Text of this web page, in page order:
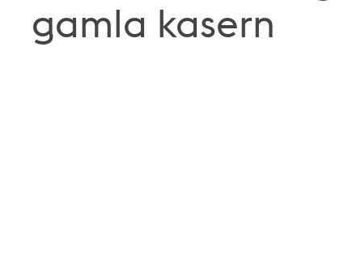
gamla kasern